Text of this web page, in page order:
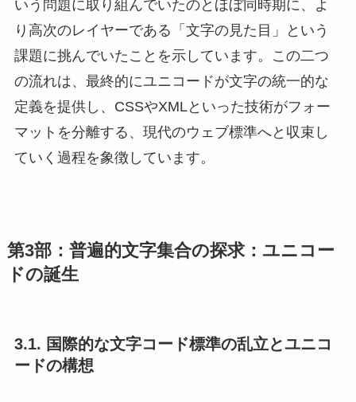
いう問題に取り組んでいたのとほぼ同時期に、よ
り高次のレイヤーである「文字の見た目」という
課題に挑んでいたことを示しています。この二つ
の流れは、最終的にユニコードが文字の統一的な
定義を提供し、CSSやXMLといった技術がフォー
マットを分離する、現代のウェブ標準へと収束し
ていく過程を象徴しています。
第3部：普遍的文字集合の探求：ユニコー
ドの誕生
3.1. 国際的な文字コード標準の乱立とユニコ
ードの構想